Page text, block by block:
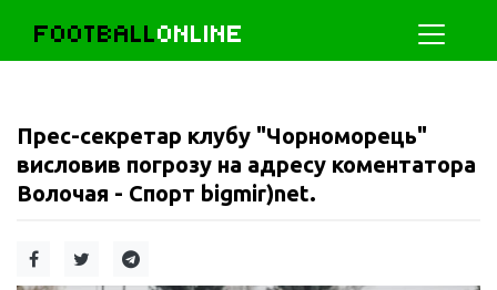
FOOTBALLONLINE
Прес-секретар клубу "Чорноморець"
висловив погрозу на адресу коментатора
Волочая - Спорт bigmir)net.